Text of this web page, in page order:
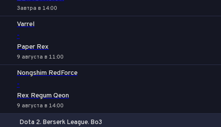
Завтра в 14:00
Varrel
-
Paper Rex
9 августа в 11:00
Nongshim RedForce
-
Rex Regum Qeon
9 августа в 14:00
Dota 2. Berserk League. Bo3